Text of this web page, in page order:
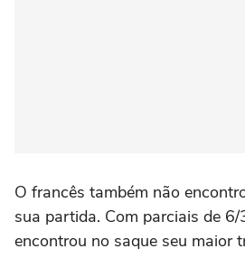
O francês também não
sua partida. Com parciais de
encontrou no saque seu maior